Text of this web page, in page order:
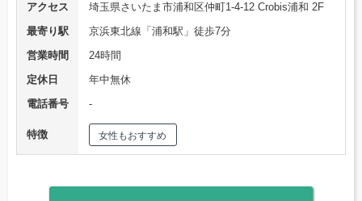
アクセス
埼玉県さいたま市浦和区仲町1-4-12 Crobis浦和 2F
最寄り駅
京浜東北線「浦和駅」徒歩7分
営業時間
24時間
定休日
年中無休
電話番号
‐
特徴 女性もおすすめ